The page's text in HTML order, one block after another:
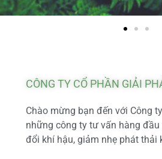
CÔNG TY CỔ PHẦN GIẢI
Chào mừng bạn đến với Công
những công ty tư vấn hàng
đổi khí hậu, giảm nhẹ phát thải